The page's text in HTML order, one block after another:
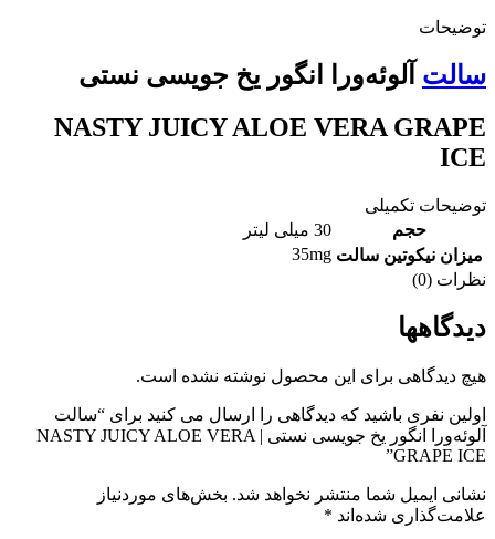
توضیحات
سالت آلوئه‌ورا انگور یخ جویسی نستی
NASTY JUICY ALOE VERA GRAPE
ICE
توضیحات تکمیلی
حجم
30 میلی لیتر
میزان نیکوتین سالت 35mg
نظرات (0)
دیدگاهها
هیچ دیدگاهی برای این محصول نوشته نشده است.
اولین نفری باشید که دیدگاهی را ارسال می کنید برای “سالت
آلوئه‌ورا انگور یخ جویسی نستی | NASTY JUICY ALOE VERA
GRAPE ICE”
نشانی ایمیل شما منتشر نخواهد شد. بخش‌های موردنیاز
علامت‌گذاری شده‌اند *